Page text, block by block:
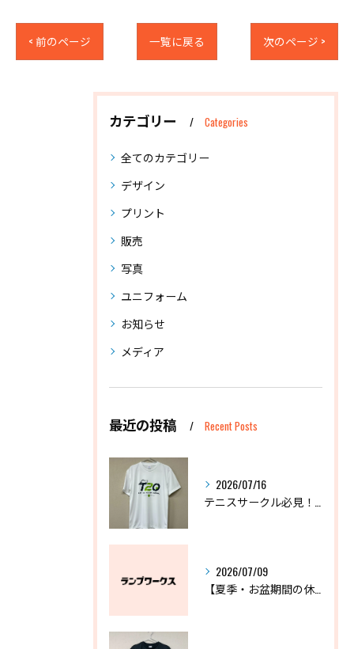
< 前のページ 一覧に戻る 次のページ >
カテゴリー Categories
全てのカテゴリー
デザイン
プリント
販売
写真
ユニフォーム
お知らせ
メディア
最近の投稿 Recent Posts
2026/07/16
2026/07/09
【夏季・お盆期間の休業に関するお知らせ】